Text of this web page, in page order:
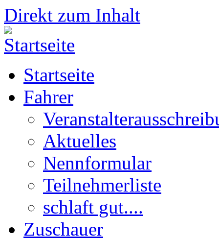
Direkt zum Inhalt
Startseite
Fahrer
Aktuelles
Nennformular
Teilnehmerliste
schlaft gut....
Zuschauer